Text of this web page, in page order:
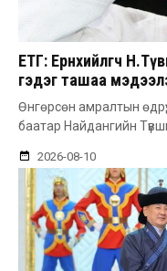
ЕТГ: Ерөнхийлөгч
гэдэг ташаа
Өнгөрсөн амралтын
баатар Найдангийн
2026-08-10